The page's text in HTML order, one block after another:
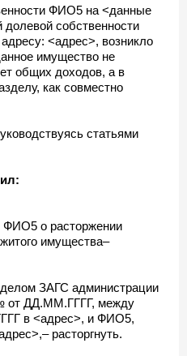
ФИО5 на <данные
собственности
<адрес>, возникло
имущество не
общих доходов, а в
как совместно
статьями
о расторжении
имущества–
ЗАГС администрации
от ДД.ММ.ГГГГ, между
в <адрес>, и ФИО5,
расторгнуть.